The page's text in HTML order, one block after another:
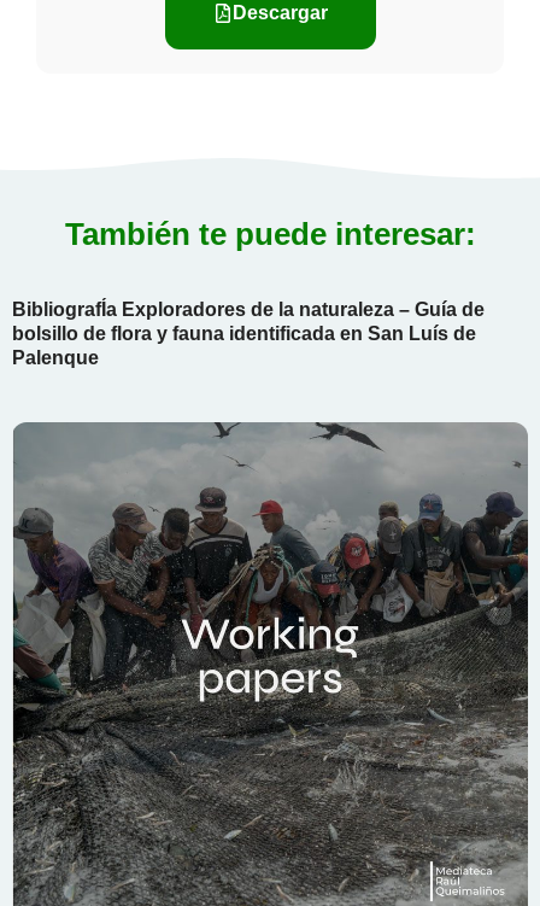
Descargar
También te puede interesar:
BibliografÍa Exploradores de la naturaleza – Guía de
bolsillo de flora y fauna identificada en San Luís de
Palenque